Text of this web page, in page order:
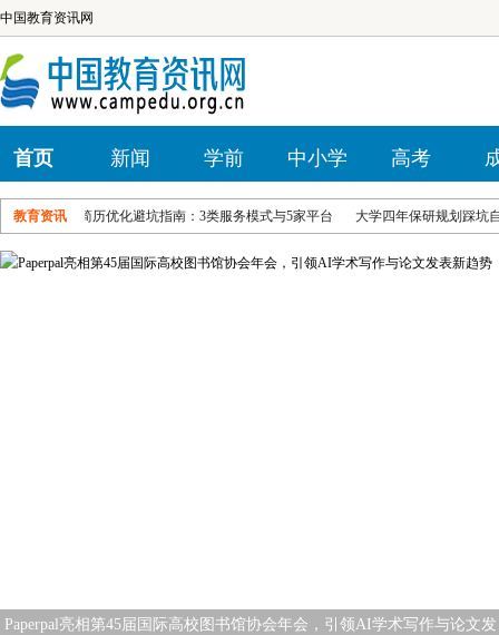
中国教育资讯网
首页 新闻 学前 中小学 高考
教育资讯
简历优化避坑指南：3类服务模式与5家平台 大学四年保研规划踩坑自查｜各类
Paperpal亮相第45届国际高校图书馆协会年会，引领AI学术写作与论文发